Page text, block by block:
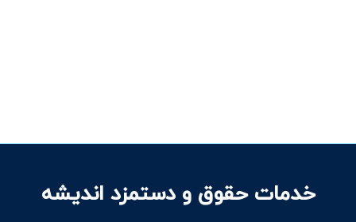
خدمات حقوق و دستمزد اندیشه